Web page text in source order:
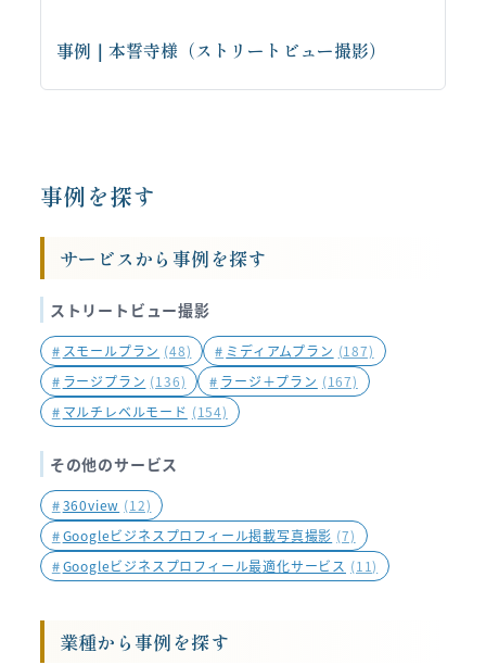
事例｜本誓寺様（ストリートビュー撮影）
事例を探す
サービスから事例を探す
ストリートビュー撮影
# スモールプラン (48) # ミディアムプラン (187)
# ラージプラン (136) # ラージ＋プラン (167)
# マルチレベルモード (154)
その他のサービス
#360view (12)
#Googleビジネスプロフィール掲載写真撮影 (7)
#Googleビジネスプロフィール最適化サービス (11)
業種から事例を探す